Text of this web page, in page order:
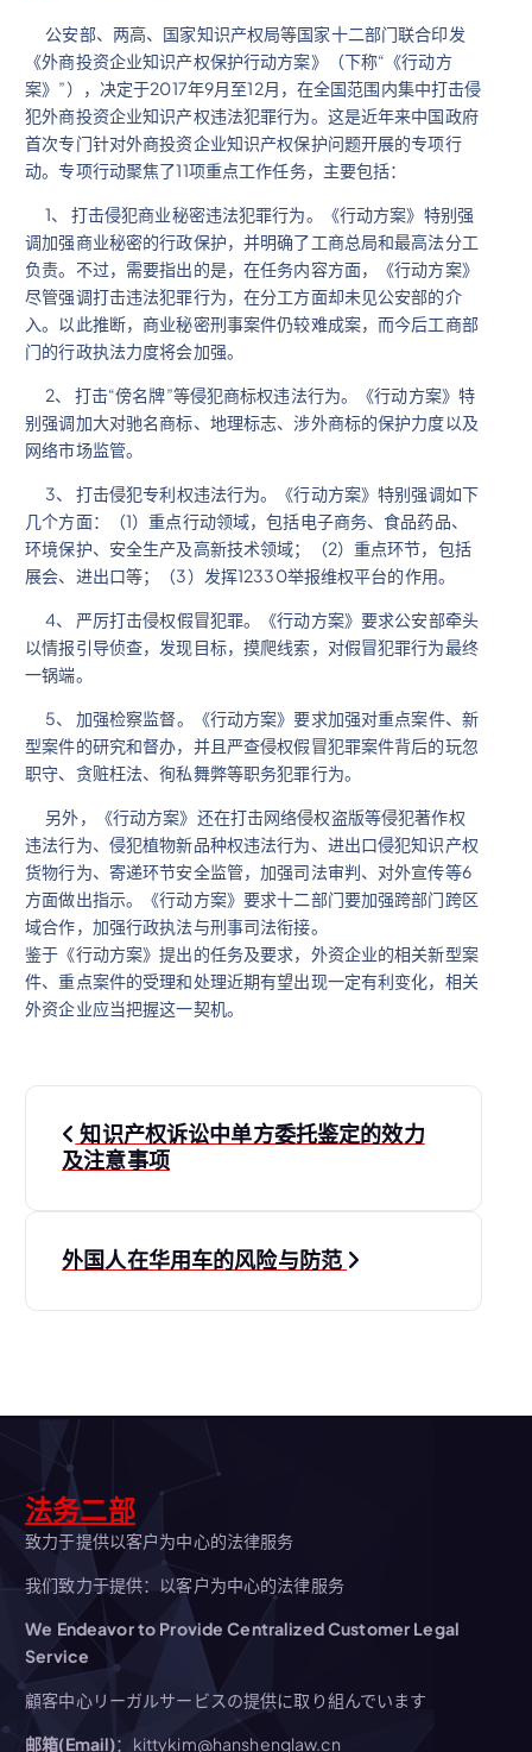
公安部、两高、国家知识产权局等国家十二部门联合印发
《外商投资企业知识产权保护行动方案》（下称“《行动方
案》”），决定于2017年9月至12月，在全国范围内集中打击侵
犯外商投资企业知识产权违法犯罪行为。这是近年来中国政府
首次专门针对外商投资企业知识产权保护问题开展的专项行
动。专项行动聚焦了11项重点工作任务，主要包括：
1、 打击侵犯商业秘密违法犯罪行为。《行动方案》特别强
调加强商业秘密的行政保护，并明确了工商总局和最高法分工
负责。不过，需要指出的是，在任务内容方面，《行动方案》
尽管强调打击违法犯罪行为，在分工方面却未见公安部的介
入。以此推断，商业秘密刑事案件仍较难成案，而今后工商部
门的行政执法力度将会加强。
2、 打击“傍名牌”等侵犯商标权违法行为。《行动方案》特
别强调加大对驰名商标、地理标志、涉外商标的保护力度以及
网络市场监管。
3、 打击侵犯专利权违法行为。《行动方案》特别强调如下
几个方面：（1）重点行动领域，包括电子商务、食品药品、
环境保护、安全生产及高新技术领域；（2）重点环节，包括
展会、进出口等；（3）发挥12330举报维权平台的作用。
4、 严厉打击侵权假冒犯罪。《行动方案》要求公安部牵头
以情报引导侦查，发现目标，摸爬线索，对假冒犯罪行为最终
一锅端。
5、 加强检察监督。《行动方案》要求加强对重点案件、新
型案件的研究和督办，并且严查侵权假冒犯罪案件背后的玩忽
职守、贪赃枉法、徇私舞弊等职务犯罪行为。
另外，《行动方案》还在打击网络侵权盗版等侵犯著作权
违法行为、侵犯植物新品种权违法行为、进出口侵犯知识产权
货物行为、寄递环节安全监管，加强司法审判、对外宣传等6
方面做出指示。《行动方案》要求十二部门要加强跨部门跨区
域合作，加强行政执法与刑事司法衔接。
鉴于《行动方案》提出的任务及要求，外资企业的相关新型案
件、重点案件的受理和处理近期有望出现一定有利变化，相关
外资企业应当把握这一契机。
文
章
航
知识产权诉讼中单方委托鉴定的效力
及注意事项
外国人在华用车的风险与防范
法务二部
致力于提供以客户为中心的法律服务
我们致力于提供：以客户为中心的法律服务
We Endeavor to Provide Centralized Customer Legal
Service
顧客中心リーガルサービスの提供に取り組んでいます
邮箱(Email)：kittykim@hanshenglaw.cn